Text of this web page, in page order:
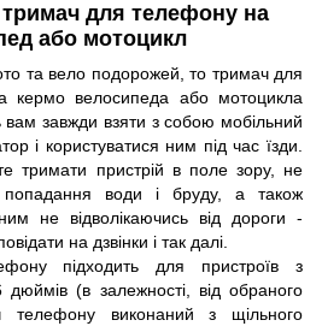
для телефону на
або мотоцикл
та вело подорожей, то тримач для
кермо велосипеда або мотоцикла
завжди взяти з собою мобільний
і користуватися ним під час їзди.
тримати пристрій в поле зору, не
води і бруду, а також
не відволікаючись від дороги -
на дзвінки і так далі.
підходить для пристроїв з
(в залежності, від обраного
телефону виконаний з щільного